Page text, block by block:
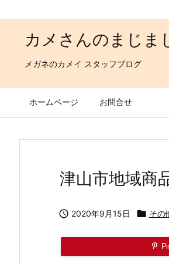
カメさんのまじま
メガネのカメイ スタッフブログ
ホームページ お問合せ
津山市地域商
 2020年9月15日  その